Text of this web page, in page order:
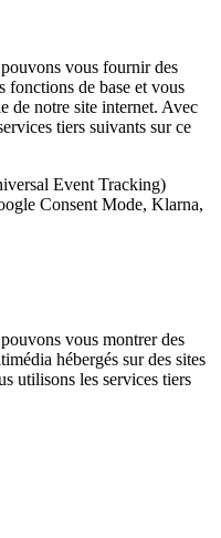
vous fournir des
fonctions de base et vous
de notre site internet. Avec
tiers suivants sur ce
Event Tracking)
Consent Mode, Klarna,
vous montrer des
hébergés sur des sites
utilisons les services tiers